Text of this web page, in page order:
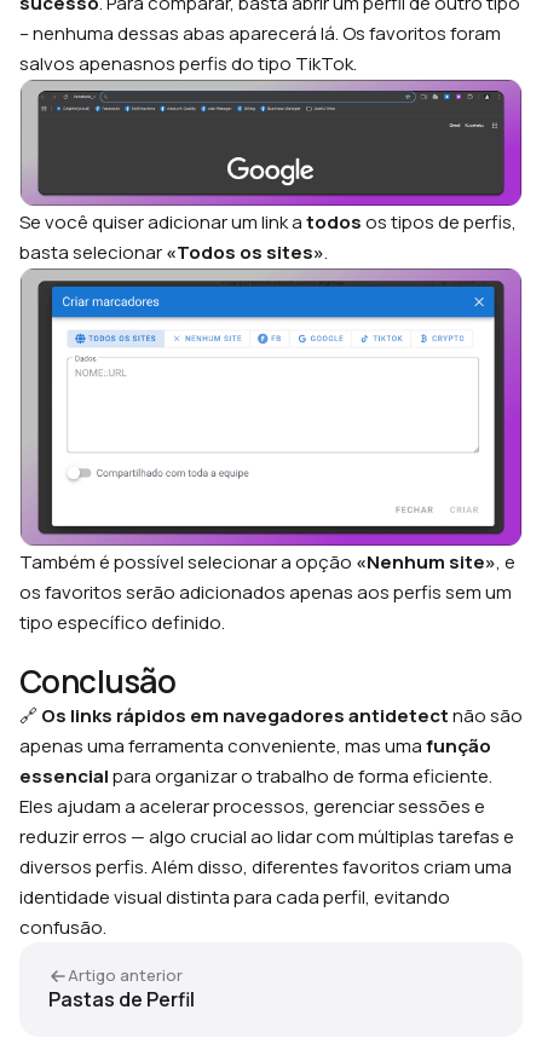
– nenhuma dessas abas aparecerá lá. Os favoritos foram
salvos apenasnos perfis do tipo TikTok.
Se você quiser adicionar um link atodosos tipos de perfis,
basta selecionar«Todos os sites».
Também é possível selecionar a opção «Nenhum site», e
os favoritos serão adicionados apenas aos perfis sem um
tipo específico definido.
Conclusão
🔗 Os links rápidos em navegadores antidetectnão são
apenas uma ferramenta conveniente, mas umafunção
essencialpara organizar o trabalho de forma eficiente.
Eles ajudam a acelerar processos, gerenciar sessões e
reduzir erros — algo crucial ao lidar com múltiplas tarefas e
diversos perfis. Além disso, diferentes favoritos criam uma
identidade visual distinta para cada perfil, evitando
confusão.
Artigo anterior
Pastas de Perfil